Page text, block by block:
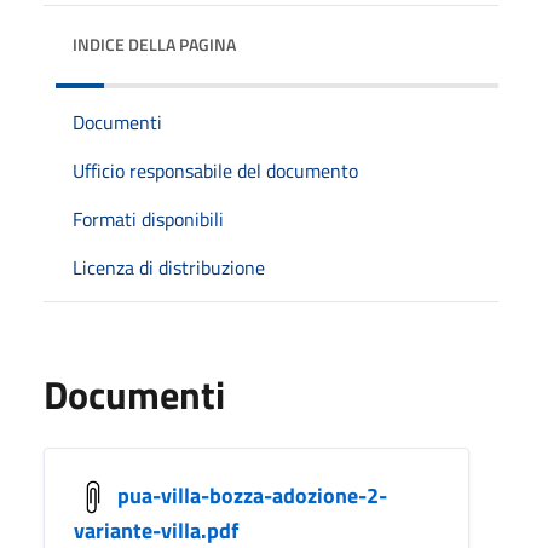
INDICE DELLA PAGINA
Documenti
Ufficio responsabile del documento
Formati disponibili
Licenza di distribuzione
Documenti
pua-villa-bozza-adozione-2-
variante-villa.pdf